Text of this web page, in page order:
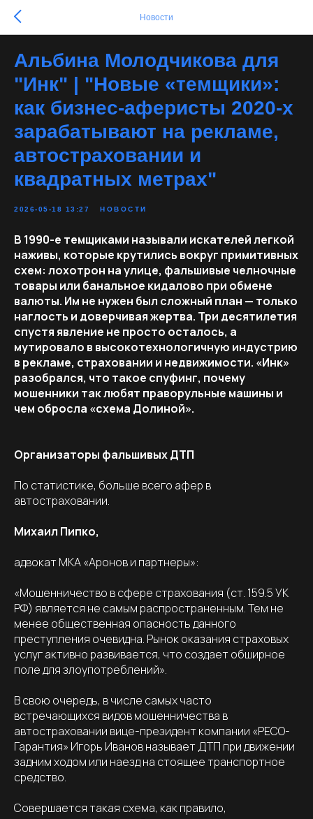
Новости
Альбина Молодчикова для
"Инк" | "Новые «темщики»:
как бизнес-аферисты 2020-х
зарабатывают на рекламе,
автостраховании и
квадратных метрах"
2026-05-18 13:27 НОВОСТИ
В 1990-е темщиками называли искателей легкой
наживы, которые крутились вокруг примитивных
схем: лохотрон на улице, фальшивые челночные
товары или банальное кидалово при обмене
валюты. Им не нужен был сложный план — только
наглость и доверчивая жертва. Три десятилетия
спустя явление не просто осталось, а
мутировало в высокотехнологичную индустрию
в рекламе, страховании и недвижимости. «Инк»
разобрался, что такое спуфинг, почему
мошенники так любят праворульные машины и
чем обросла «схема Долиной».
Организаторы фальшивых ДТП
По статистике, больше всего афер в
автостраховании.
Михаил Пипко,
адвокат МКА «Аронов и партнеры»:
«Мошенничество в сфере страхования (ст. 159.5 УК
РФ) является не самым распространенным. Тем не
менее общественная опасность данного
преступления очевидна. Рынок оказания страховых
услуг активно развивается, что создает обширное
поле для злоупотреблений».
В свою очередь, в числе самых часто
встречающихся видов мошенничества в
автостраховании вице-президент компании «РЕСО-
Гарантия» Игорь Иванов называет ДТП при движении
задним ходом или наезд на стоящее транспортное
средство.
Совершается такая схема, как правило,